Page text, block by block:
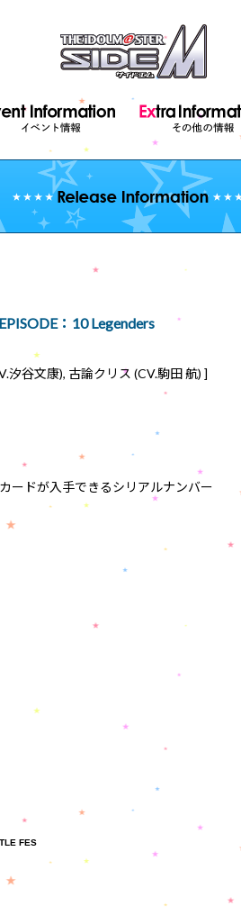
：10 Legenders
汐谷文康), 古論クリス (CV.駒田 航) ]
ードが入手できるシリアルナンバー
FES